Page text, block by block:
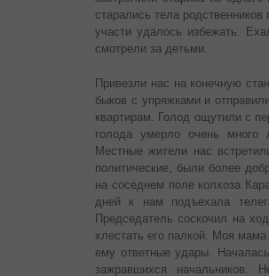
старались тела
участи удалось избежать.
смотрели за детьми.
Привезли нас на конечную
быков с упряжками и
квартирам. Голод ощутили с
голода умерло очень много
Местные жители нас
политические, были более
на соседнем поле колхоза
дней к нам подъехала
Председатель соскочил на
хлестать его палкой. Моя
ему ответные удары.
зажравшихся